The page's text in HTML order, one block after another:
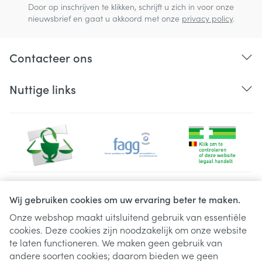
Wij gebruiken cookies om uw ervaring beter te maken.
Onze webshop maakt uitsluitend gebruik van essentiële
cookies. Deze cookies zijn noodzakelijk om onze website
te laten functioneren. We maken geen gebruik van
andere soorten cookies; daarom bieden we geen
Door op inschrijven te klikken, schrijft u zich in voor onze
nieuwsbrief en gaat u akkoord met onze privacy policy.
Contacteer ons
Nuttige links
Juridische links